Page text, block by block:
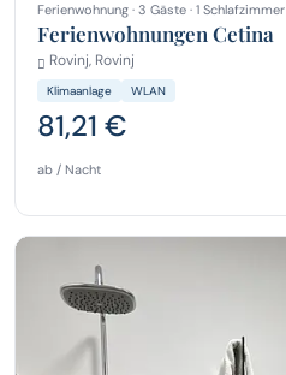
Ferienwohnung · 3 Gäste · 1 Schlafzimmer
Ferienwohnungen Cetina
Rovinj, Rovinj
Klimaanlage WLAN
81,21 €
ab / Nacht